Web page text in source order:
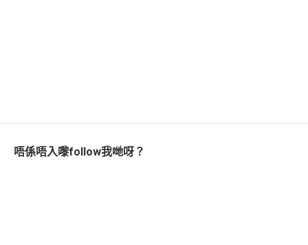
唔係唔入嚟follow我哋呀？